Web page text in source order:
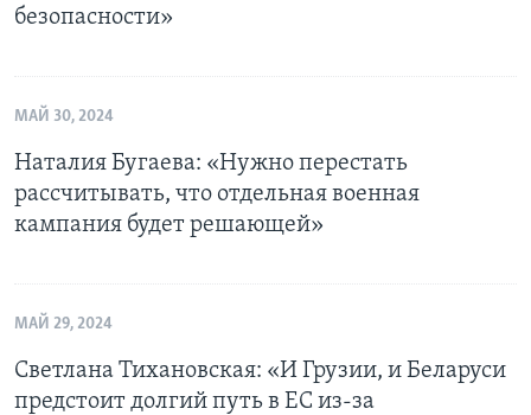
безопасности»
МАЙ 30, 2024
Наталия Бугаева: «Нужно перестать
рассчитывать, что отдельная военная
кампания будет решающей»
МАЙ 29, 2024
Светлана Тихановская: «И Грузии, и Беларуси
предстоит долгий путь в ЕС из-за